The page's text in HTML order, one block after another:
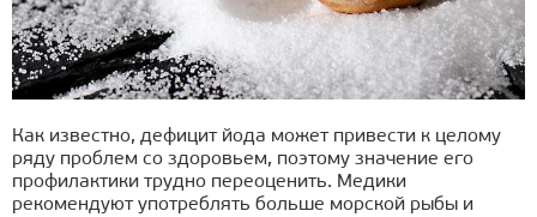
Как известно, дефицит йода может привести к целому
ряду проблем со здоровьем, поэтому значение его
профилактики трудно переоценить. Медики
рекомендуют употреблять больше морской рыбы и